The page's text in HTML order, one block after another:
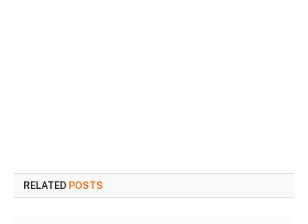
RELATED POSTS